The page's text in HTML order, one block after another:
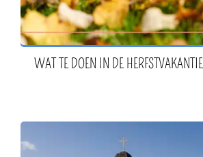
WAT TE DOEN IN DE HERFSTVAKANTIE